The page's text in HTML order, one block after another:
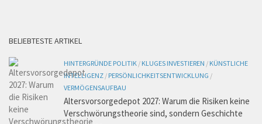
BELIEBTESTE ARTIKEL
HINTERGRÜNDE POLITIK / KLUGES INVESTIEREN / KÜNSTLICHE
INTELLIGENZ / PERSÖNLICHKEITSENTWICKLUNG /
VERMÖGENSAUFBAU
Altersvorsorgedepot 2027: Warum die Risiken keine
Verschwörungstheorie sind, sondern Geschichte